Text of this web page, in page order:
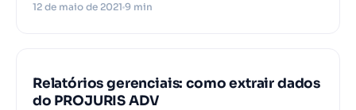
12 de maio de 2021 9 min
Relatórios gerenciais: como extrair dados
do PROJURIS ADV